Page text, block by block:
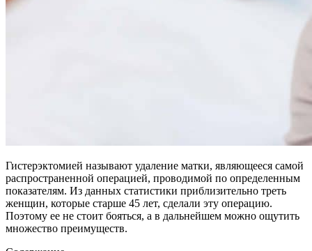
Гистерэктомией называют удаление матки, являющееся самой
распространенной операцией, проводимой по определенным
показателям. Из данных статистики приблизительно треть
женщин, которые старше 45 лет, сделали эту операцию.
Поэтому ее не стоит бояться, а в дальнейшем можно ощутить
множество преимуществ.